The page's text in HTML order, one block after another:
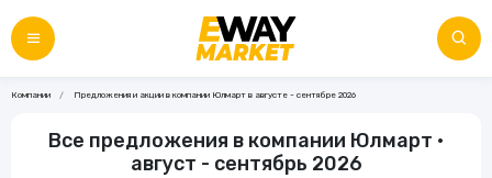
Компании Предложения и акции в компании Юлмарт в августе - сентябре 2026
Все предложения в компании Юлмарт •
август - сентябрь 2026